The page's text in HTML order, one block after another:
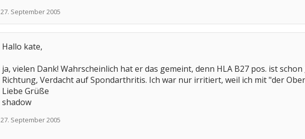
27. September 2005
Hallo kate,
ja, vielen Dank! Wahrscheinlich hat er das gemeint, denn HLA B27 pos. ist
Richtung, Verdacht auf Spondarthritis. Ich war nur irritiert, weil ich mit "der
Liebe Grüße
shadow
27. September 2005